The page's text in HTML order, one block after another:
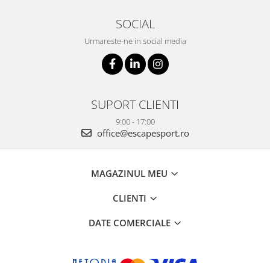
SOCIAL
Urmareste-ne in social media
SUPORT CLIENTI
9:00 - 17:00
office@escapesport.ro
MAGAZINUL MEU
CLIENTI
DATE COMERCIALE